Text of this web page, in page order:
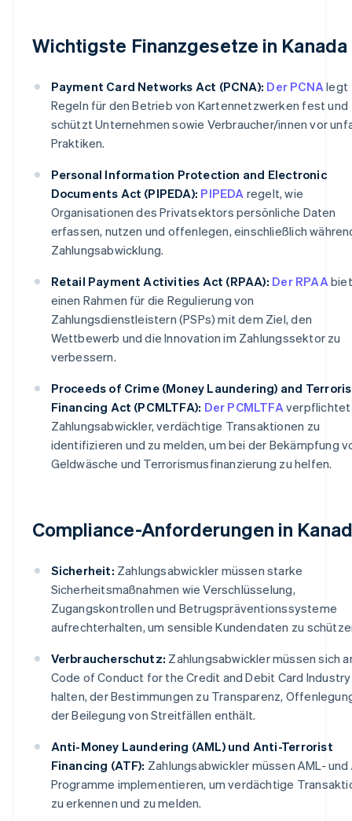
Wichtigste Finanzgesetze in Kanada
Payment Card Networks Act (PCNA): Der PCNA legt
Regeln für den Betrieb von Kartennetzwerken fest und
schützt Unternehmen sowie Verbraucher/innen vor
Praktiken.
Personal Information Protection and Electronic
Documents Act (PIPEDA): PIPEDA regelt, wie
Organisationen des Privatsektors persönliche Daten
erfassen, nutzen und offenlegen, einschließlich
Zahlungsabwicklung.
Retail Payment Activities Act (RPAA): Der RPAA
einen Rahmen für die Regulierung von
Zahlungsdienstleistern (PSPs) mit dem Ziel, den
Wettbewerb und die Innovation im Zahlungssektor zu
verbessern.
Proceeds of Crime (Money Laundering) and
Financing Act (PCMLTFA): Der PCMLTFA verpflichtet
Zahlungsabwickler, verdächtige Transaktionen zu
identifizieren und zu melden, um bei der Bekämpfung
Geldwäsche und Terrorismusfinanzierung zu helfen.
Compliance-Anforderungen in
Sicherheit: Zahlungsabwickler müssen starke
Sicherheitsmaßnahmen wie Verschlüsselung,
Zugangskontrollen und Betrugspräventionssysteme
aufrechterhalten, um sensible Kundendaten zu
Verbraucherschutz: Zahlungsabwickler müssen sich
Code of Conduct for the Credit and Debit Card Industry
halten, der Bestimmungen zu Transparenz,
der Beilegung von Streitfällen enthält.
Anti-Money Laundering (AML) und Anti-Terrorist
Financing (ATF): Zahlungsabwickler müssen AML- und
Programme implementieren, um verdächtige
zu erkennen und zu melden.